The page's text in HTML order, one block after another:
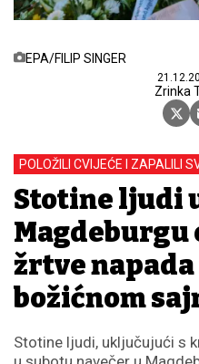
EPA/FILIP SINGER
Zrinka
POLOŽILI CVIJEĆE I ZAPALILI
Stotine ljudi
žrtve napada
božićnom
Stotine ljudi, uključujući s